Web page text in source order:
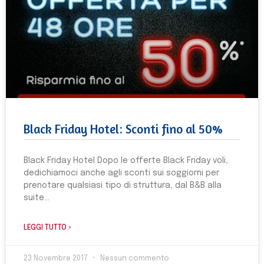
Black Friday Hotel: Sconti fino al 50%
Black Friday Hotel Dopo le offerte Black Friday voli,
dedichiamoci anche agli sconti sui soggiorni per
prenotare qualsiasi tipo di struttura, dal B&B alla
suite
LEGGI TUTTO »
23 Novembre 2017 Nessun commento